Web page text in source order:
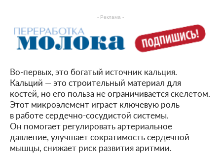
- Реклама -
Во-первых, это богатый источник кальция.
Кальций — это строительный материал для
костей, но его польза не ограничивается скелетом.
Этот микроэлемент играет ключевую роль
в работе сердечно-сосудистой системы.
Он помогает регулировать артериальное
давление, улучшает сократимость сердечной
мышцы, снижает риск развития аритмии.